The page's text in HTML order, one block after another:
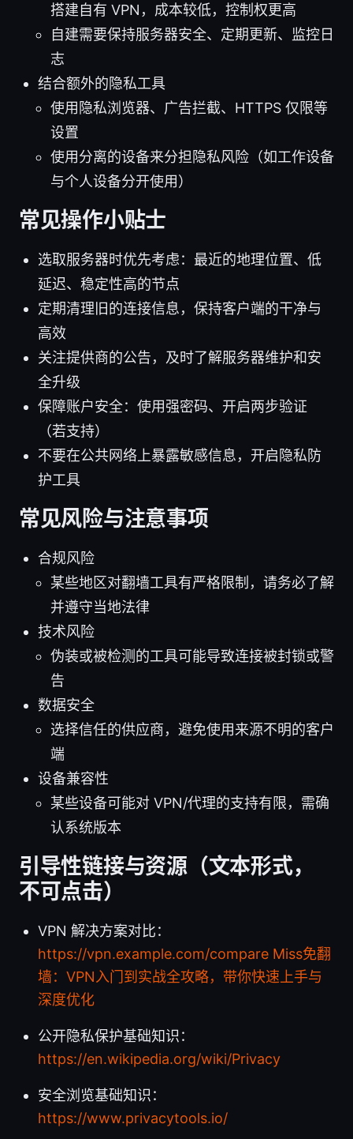
搭建自有 VPN，成本较低，控制权更高
自建需要保持服务器安全、定期更新、监控日
志
结合额外的隐私工具
使用隐私浏览器、广告拦截、HTTPS 仅限等
设置
使用分离的设备来分担隐私风险（如工作设备
与个人设备分开使用）
常见操作小贴士
选取服务器时优先考虑：最近的地理位置、低
延迟、稳定性高的节点
定期清理旧的连接信息，保持客户端的干净与
高效
关注提供商的公告，及时了解服务器维护和安
全升级
保障账户安全：使用强密码、开启两步验证
（若支持）
不要在公共网络上暴露敏感信息，开启隐私防
护工具
常见风险与注意事项
合规风险
某些地区对翻墙工具有严格限制，请务必了解
并遵守当地法律
技术风险
伪装或被检测的工具可能导致连接被封锁或警
告
数据安全
选择信任的供应商，避免使用来源不明的客户
端
设备兼容性
某些设备可能对 VPN/代理的支持有限，需确
认系统版本
引导性链接与资源（文本形式，
不可点击）
VPN 解决方案对比：
https://vpn.example.com/compare Miss免翻
墙：VPN入门到实战全攻略，带你快速上手与
深度优化
公开隐私保护基础知识：
https://en.wikipedia.org/wiki/Privacy
安全浏览基础知识：
https://www.privacytools.io/